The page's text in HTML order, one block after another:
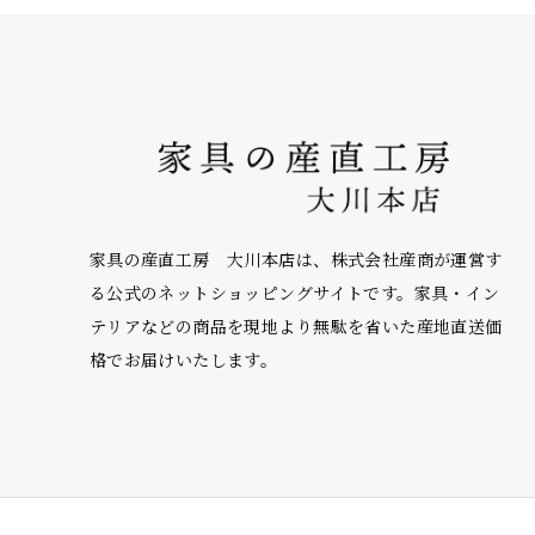
家具の産直工房 大川本店は、株式会社産商が運営す
る公式のネットショッピングサイトです。家具・イン
テリアなどの商品を現地より無駄を省いた産地直送価
格でお届けいたします。